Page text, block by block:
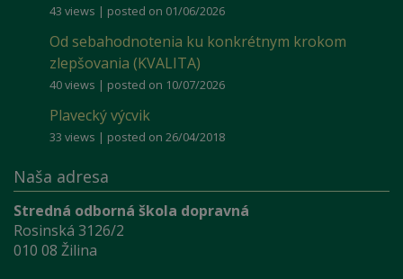
43 views | posted on 01/06/2026
Od sebahodnotenia ku konkrétnym krokom
zlepšovania (KVALITA)
40 views | posted on 10/07/2026
Plavecký výcvik
33 views | posted on 26/04/2018
Naša adresa
Stredná odborná škola dopravná
Rosinská 3126/2
010 08 Žilina